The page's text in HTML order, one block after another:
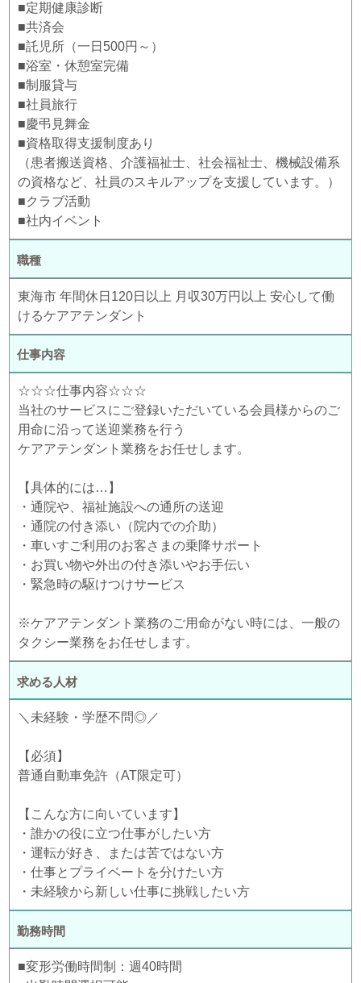
■定期健康診断
■共済会
■託児所（一日500円～）
■浴室・休憩室完備
■制服貸与
■社員旅行
■慶弔見舞金
■資格取得支援制度あり
（患者搬送資格、介護福祉士、社会福祉士、機械設備系
の資格など、社員のスキルアップを支援しています。）
■クラブ活動
■社内イベント
職種
東海市 年間休日120日以上 月収30万円以上 安心して働
けるケアアテンダント
仕事内容
☆☆☆仕事内容☆☆☆
当社のサービスにご登録いただいている会員様からのご
用命に沿って送迎業務を行う
ケアアテンダント業務をお任せします。
【具体的には…】
・通院や、福祉施設への通所の送迎
・通院の付き添い（院内での介助）
・車いすご利用のお客さまの乗降サポート
・お買い物や外出の付き添いやお手伝い
・緊急時の駆けつけサービス
※ケアアテンダント業務のご用命がない時には、一般の
タクシー業務をお任せします。
求める人材
＼未経験・学歴不問◎／
【必須】
普通自動車免許（AT限定可）
【こんな方に向いています】
・誰かの役に立つ仕事がしたい方
・運転が好き、または苦ではない方
・仕事とプライベートを分けたい方
・未経験から新しい仕事に挑戦したい方
勤務時間
■変形労働時間制：週40時間